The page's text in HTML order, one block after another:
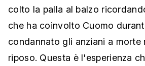
colto la palla al balzo
che ha coinvolto Cuomo
condannato gli anziani a morte
riposo. Questa è l'esperienza